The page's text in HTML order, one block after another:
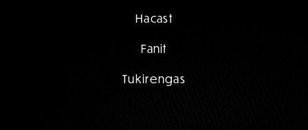
Hacast
Fanit
Tukirengas